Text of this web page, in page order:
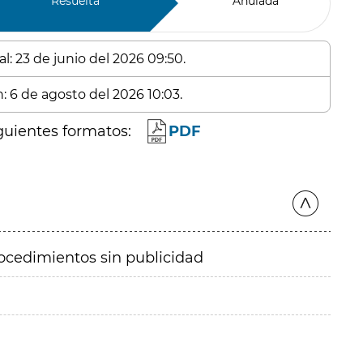
23 de junio del 2026 09:50.
6 de agosto del 2026 10:03.
formatos: PDF
sin publicidad